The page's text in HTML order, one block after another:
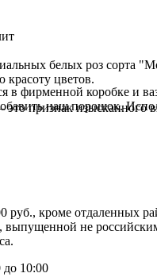
белых роз сорта
красоту цветов.
признак
фирменной коробке и
наш порошок.
руб., кроме отдаленных
выпущенной не
до 10:00